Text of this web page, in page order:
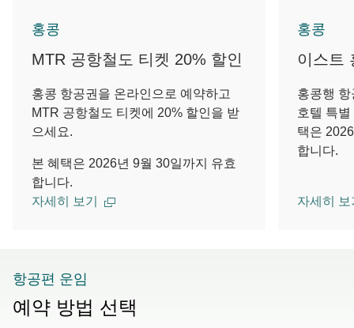
홍콩
MTR 공항철도 티켓 20% 할인
홍콩 항공권을 온라인으로 예약하고
MTR 공항철도 티켓에 20% 할인을 받
으세요.
본 혜택은 2026년 9월 30일까지 유효
합니다.
자세히 보기
홍콩
이스트
홍콩행
호텔 특
택은
합니다.
자세히 보
항공편 운임
예약 방법 선택